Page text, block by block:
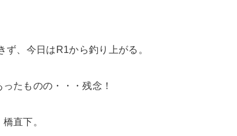
、今日はR1から釣り上がる。
たものの・・・残念！
直下。